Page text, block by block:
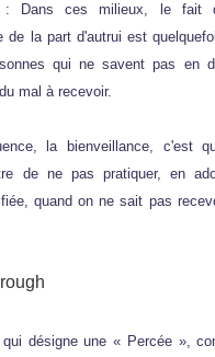
: Dans ces milieux, le fait
de la part d'autrui est
qui ne savent pas en
mal à recevoir.
la bienveillance, c'est
de ne pas pratiquer, en
quand on ne sait pas
désigne une « Percée »,